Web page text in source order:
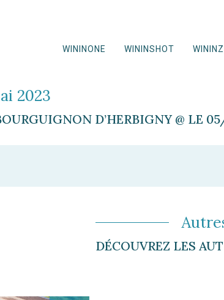
WININONE WININSHOT
2023
D’HERBIGNY @ LE
DÉCOUVREZ LES